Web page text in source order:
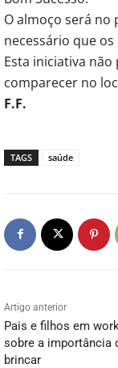
O almoço será no
necessário que
Esta iniciativa
comparecer no
F.F.
TAGS saúde
Artigo anterior
Pais e filhos em
sobre a importância
brincar